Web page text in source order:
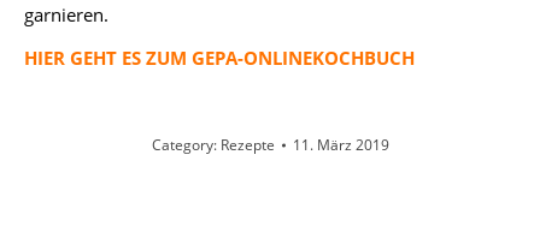
garnieren.
HIER GEHT ES ZUM GEPA-ONLINEKOCHBUCH
Category: Rezepte 11. März 2019